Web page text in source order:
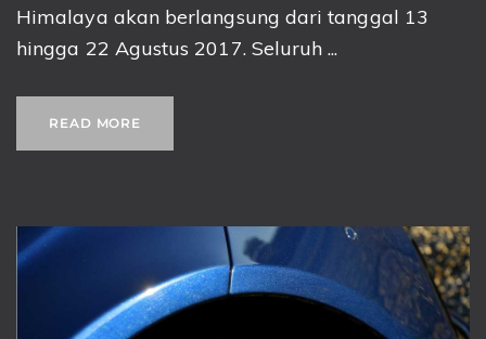
Himalaya akan berlangsung dari tanggal 13
hingga 22 Agustus 2017. Seluruh ...
READ MORE